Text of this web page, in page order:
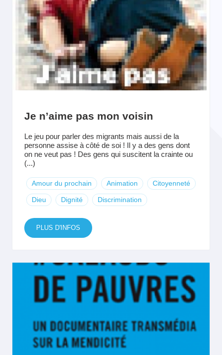
Je n’aime pas mon voisin
Le jeu pour parler des migrants mais aussi de la
personne assise à côté de soi ! Il y a des gens dont
on ne veut pas ! Des gens qui suscitent la crainte ou
(...)
Amour du prochain Animation Citoyenneté
Dieu Dignité Discrimination
PLUS D'INFOS